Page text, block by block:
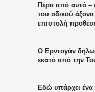
Πέρα από αυτό –
του οδικού
επιστολή
Ο Ερντογάν
εκατό από την
Εδώ υπάρχει ένα